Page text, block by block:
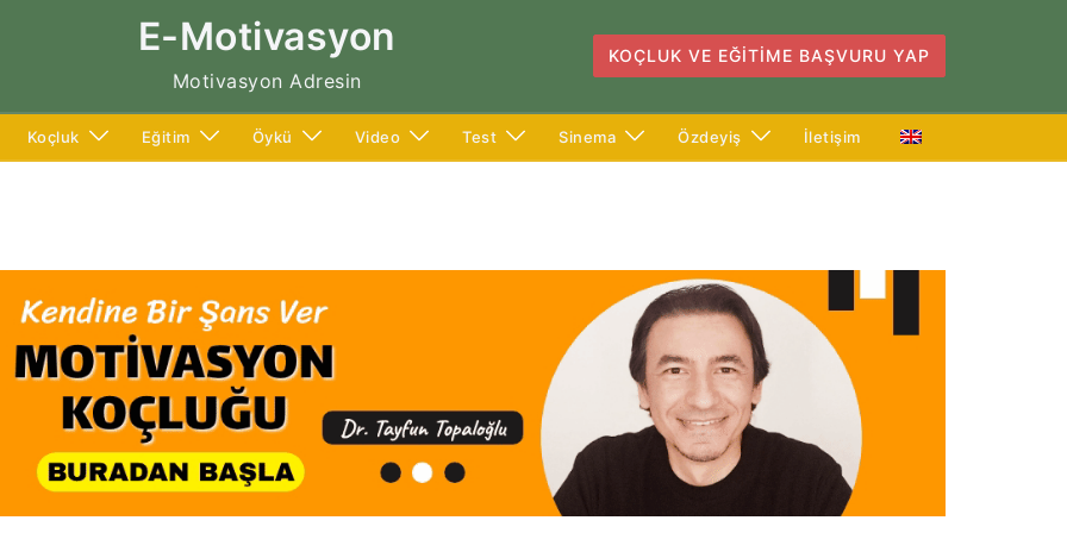
E-Motivasyon
Motivasyon Adresin
KOÇLUK VE EĞITIME BAŞVURU YAP
Koçluk Eğitim Öykü Video Test Sinema Özdeyiş İletişim